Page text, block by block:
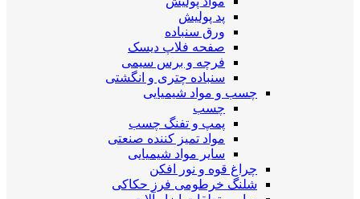
پد پولیش
ورق سنباده
صفحه فلاپ دیسک
فرچه و برس سیمی
سنباده چتری و انگشتی
چسب و مواد شیمیایی
چسب
پمپ و تفنگ چسب
مواد تمیز کننده صنعتی
سایر مواد شیمیایی
چراغ قوه و نور افکن
شلنگ خرطومی فرز حکاکی